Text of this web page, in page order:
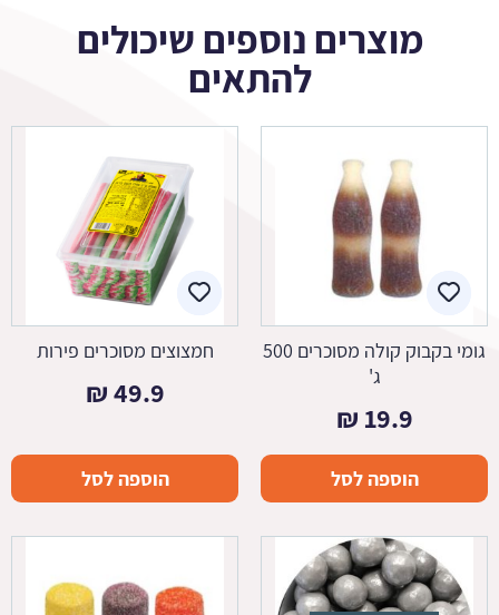
מוצרים נוספים שיכולים
להתאים
גומי בקבוק קולה מסוכרים 500
ג'
19.9
₪
הוספה לסל
חמצוצים מסוכרים פירות
49.9
₪
הוספה לסל